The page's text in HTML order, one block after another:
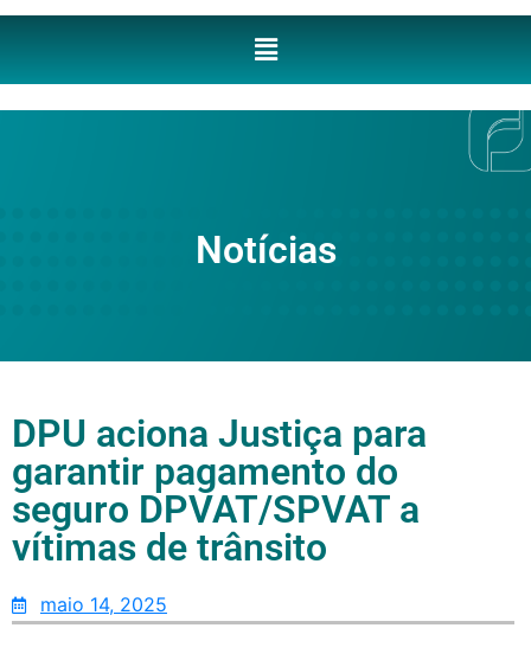
Notícias
DPU aciona Justiça para
garantir pagamento do
seguro DPVAT/SPVAT a
vítimas de trânsito
maio 14, 2025